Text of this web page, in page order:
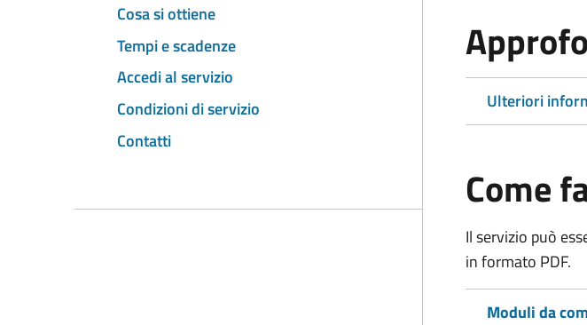
Cosa si ottiene
Tempi e scadenze
Accedi al servizio
Condizioni di servizio
Contatti
Ulteriori
Come
Il servizio può
in formato PDF.
Moduli da